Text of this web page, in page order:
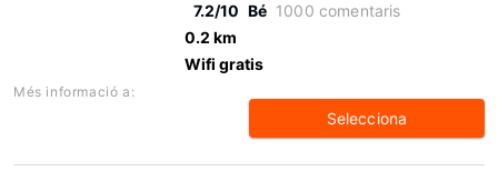
7.2/10 Bé 1000 comentaris
0.2 km
Wifi gratis
Més informació a:
Selecciona